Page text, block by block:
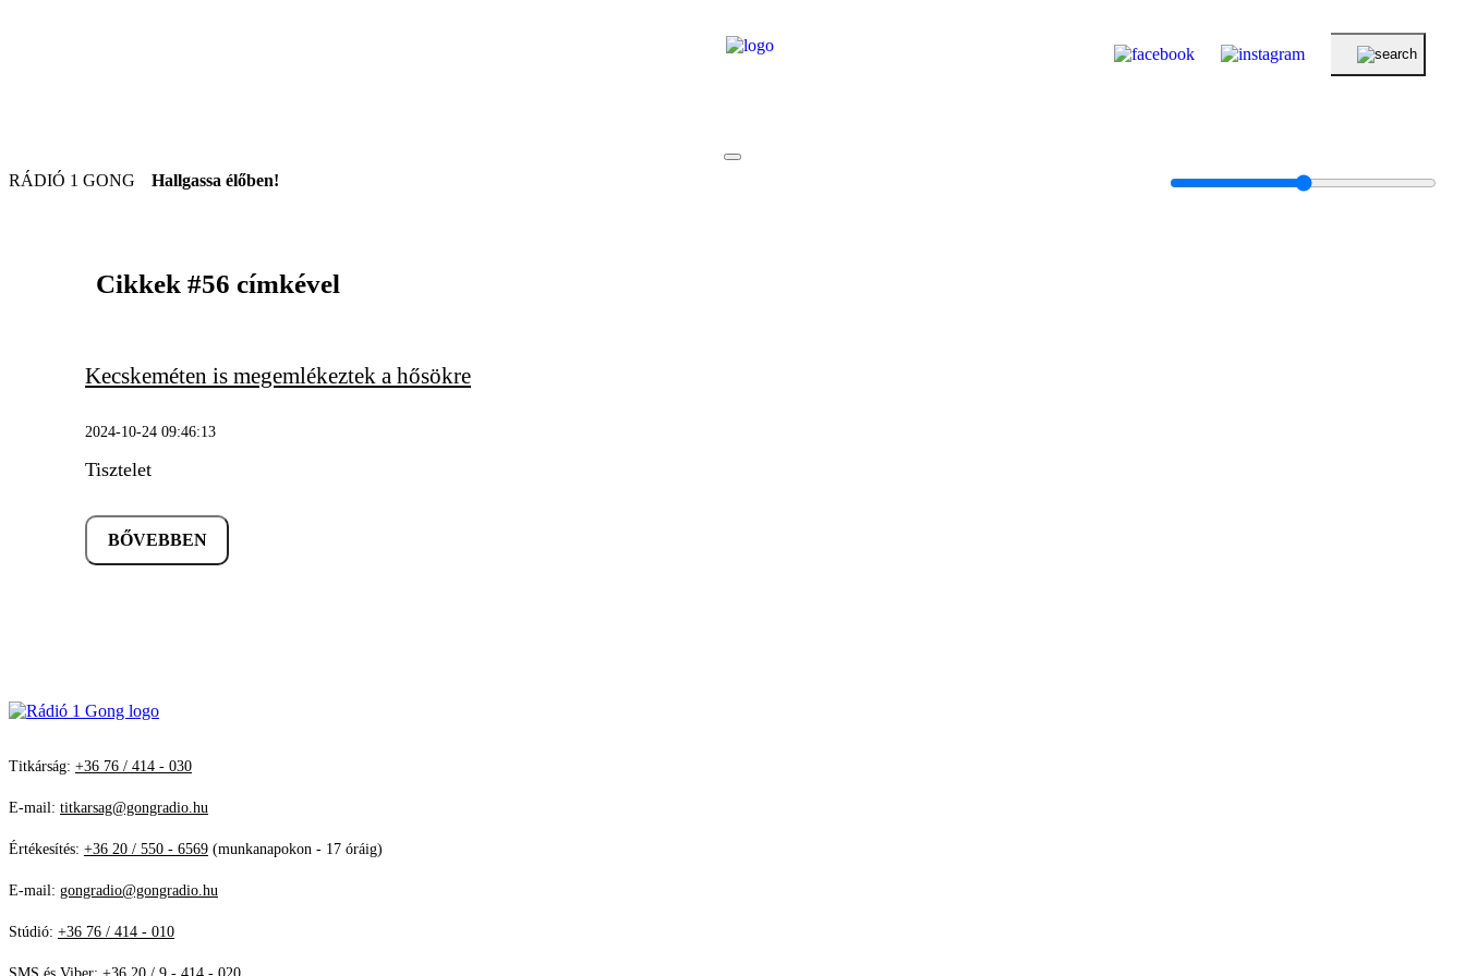
RÁDIÓ 1 GONG Hallgassa élőben!
Cikkek #56 címkével
Kecskeméten is megemlékeztek a hősökre
2024-10-24 09:46:13
Tisztelet
BŐVEBBEN
Titkárság: +36 76 / 414 - 030
E-mail: titkarsag@gongradio.hu
Értékesítés: +36 20 / 550 - 6569 (munkanapokon - 17 óráig)
E-mail: gongradio@gongradio.hu
Stúdió: +36 76 / 414 - 010